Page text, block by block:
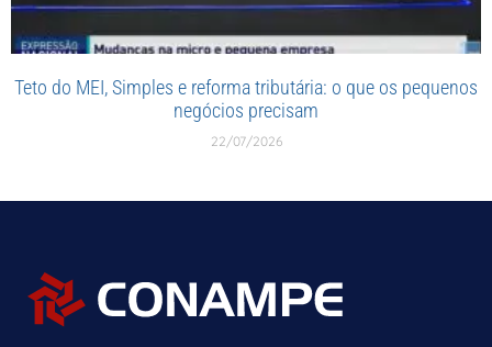
Teto do MEI, Simples e reforma tributária: o que os pequenos
negócios precisam
22/07/2026